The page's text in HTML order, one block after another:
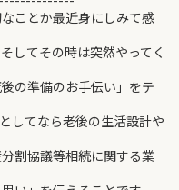
ことか最近身にしみて感
してその時は突然やってく
の準備のお手伝い」をテ
してなら老後の生活設計や
割協議等相続に関する業